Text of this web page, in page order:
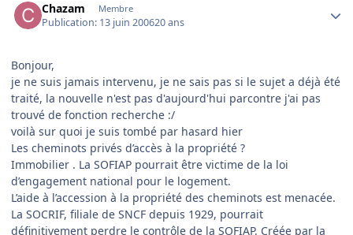
Chazam Membre
Publication: 13 juin 200620 ans
Bonjour,
je ne suis jamais intervenu, je ne sais pas si le sujet a déjà été
traité, la nouvelle n'est pas d'aujourd'hui parcontre j'ai pas
trouvé de fonction recherche :/
voilà sur quoi je suis tombé par hasard hier
Les cheminots privés d’accès à la propriété ?
Immobilier . La SOFIAP pourrait être victime de la loi
d’engagement national pour le logement.
L’aide à l’accession à la propriété des cheminots est menacée.
La SOCRIF, filiale de SNCF depuis 1929, pourrait
définitivement perdre le contrôle de la SOFIAP. Créée par la